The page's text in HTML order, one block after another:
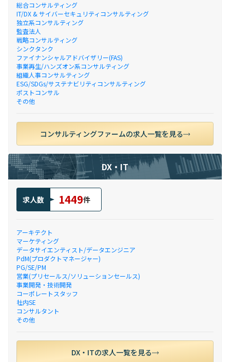
総合コンサルティング
IT/DX & サイバーセキュリティコンサルティング
独立系コンサルティング
監査法人
戦略コンサルティング
シンクタンク
ファイナンシャルアドバイザリー(FAS)
事業再生/ハンズオン系コンサルティング
組織人事コンサルティング
ESG/SDGs/サステナビリティコンサルティング
ポストコンサル
その他
コンサルティングファームの求人一覧を見る
DX・IT
求人数 1449件
アーキテクト
マーケティング
データサイエンティスト/データエンジニア
PdM(プロダクトマネージャー)
PG/SE/PM
営業(プリセールス/ソリューションセールス)
事業開発・技術開発
コーポレートスタッフ
社内SE
コンサルタント
その他
DX・ITの求人一覧を見る